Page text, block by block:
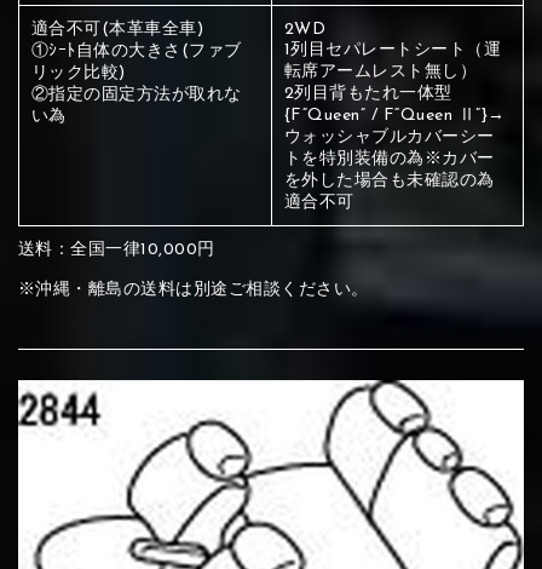
②Gray ③Red
⑦Blue ⑧Orange ⑨Pink
サブ生地は下記16種類からご選択ください。
②Gray
④Brown ⑤Dark Brown ⑥Yellow
⑦Blue ⑧Orange
ください
刺繍は下記21種類からご選択ください。
①Black
④Beige ⑥Red
赤く塗られている場所を選択
ください
刺繍は下記21種類からご選択ください。
④Beige ⑤Ivory ⑥Red
⑦Wine-red ⑧Yellow ⑨Orange
⑩Brown
⑬Sky blue ⑮Rose pink
適合不可(本革車全車)
①ｼｰﾄ自体の大きさ(ファブ
リック比較)
②指定の固定方法が取れな
い為
2WD
1列目セパレートシート（運
転席アームレスト無し）
2列目背もたれ一体型
{F“Queen” / F“Queen Ⅱ”}→
ウォッシャブルカバーシー
トを特別装備の為※カバー
を外した場合も未確認の為
適合不可
送料：全国一律10,000円
※沖縄・離島の送料は別途ご相談ください。